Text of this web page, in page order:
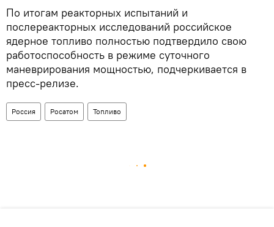
По итогам реакторных испытаний и
послереакторных исследований российское
ядерное топливо полностью подтвердило свою
работоспособность в режиме суточного
маневрирования мощностью, подчеркивается в
пресс-релизе.
Россия Росатом Топливо